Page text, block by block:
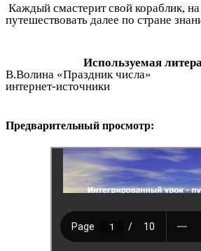
Каждый смастерит свой кораблик,
путешествовать далее по стране
Используемая
В.Волина «Праздник числа»
интернет-источники
Предварительный просмотр: